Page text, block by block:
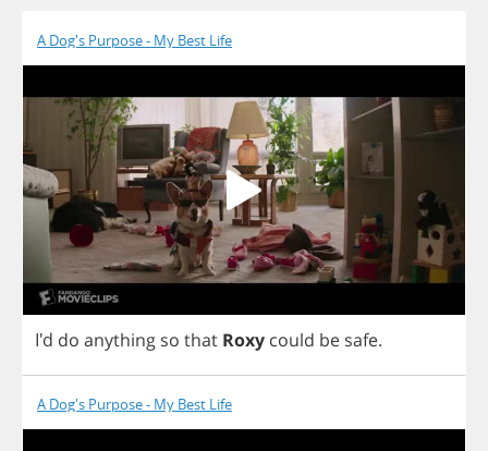
A Dog's Purpose - My Best Life
I'd do anything so that Roxy could be safe.
A Dog's Purpose - My Best Life